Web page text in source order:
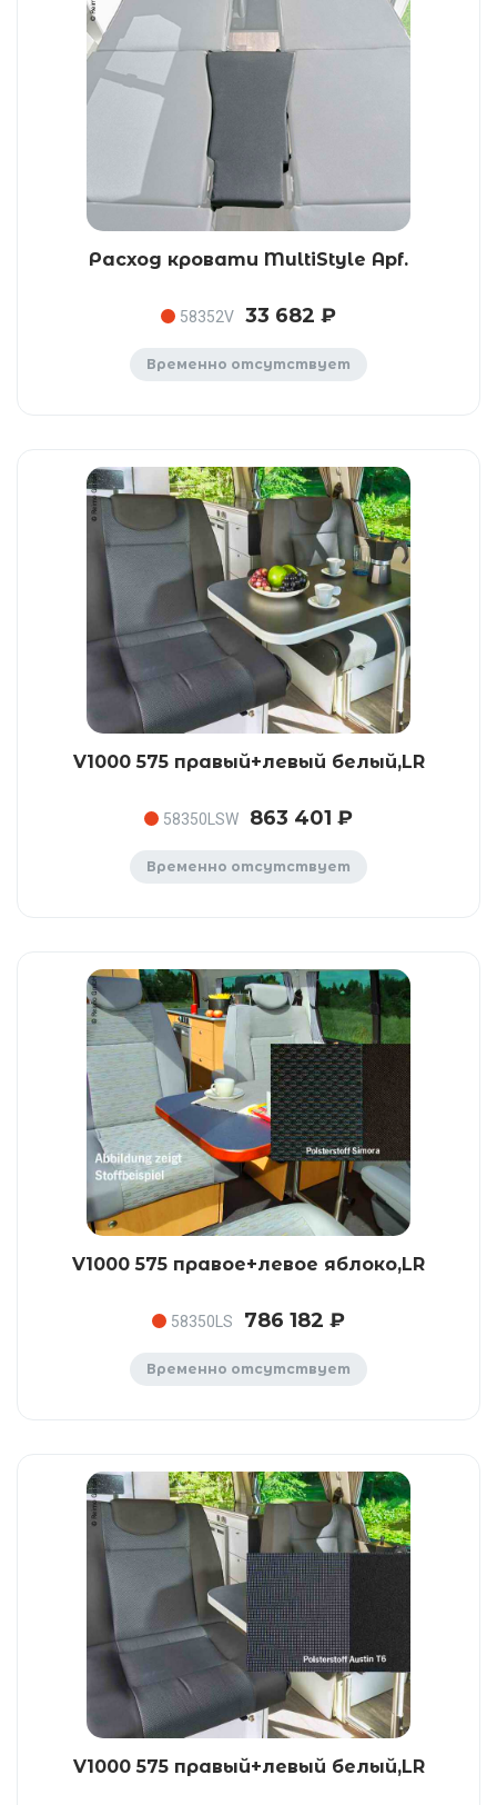
Расход кровати MultiStyle Apf.
58352V 33 682 ₽
Временно отсутствует
V1000 575 правый+левый белый,LR
58350LSW 863 401 ₽
Временно отсутствует
V1000 575 правое+левое яблоко,LR
58350LS 786 182 ₽
Временно отсутствует
V1000 575 правый+левый белый,LR